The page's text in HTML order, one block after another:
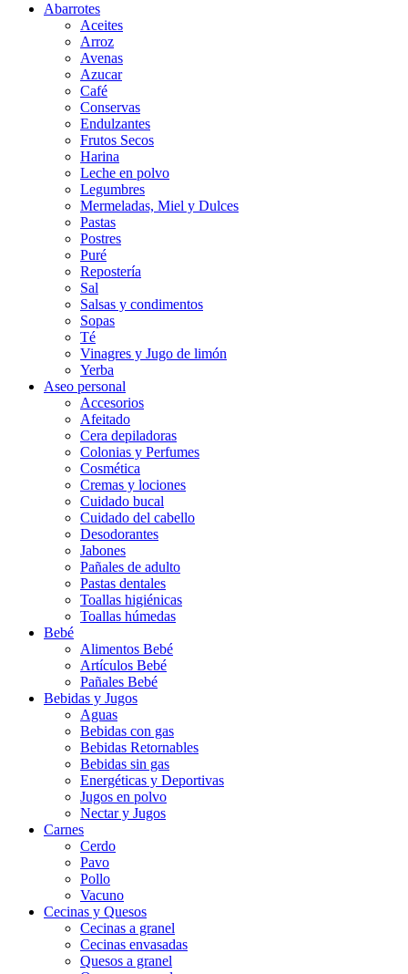
Abarrotes
Aceites
Arroz
Avenas
Azucar
Café
Conservas
Endulzantes
Frutos Secos
Harina
Leche en polvo
Legumbres
Mermeladas, Miel y Dulces
Pastas
Postres
Puré
Repostería
Sal
Salsas y condimentos
Sopas
Té
Vinagres y Jugo de limón
Yerba
Aseo personal
Accesorios
Afeitado
Cera depiladoras
Colonias y Perfumes
Cosmética
Cremas y lociones
Cuidado bucal
Cuidado del cabello
Desodorantes
Jabones
Pañales de adulto
Pastas dentales
Toallas higiénicas
Toallas húmedas
Bebé
Alimentos Bebé
Artículos Bebé
Pañales Bebé
Bebidas y Jugos
Aguas
Bebidas con gas
Bebidas Retornables
Bebidas sin gas
Energéticas y Deportivas
Jugos en polvo
Nectar y Jugos
Carnes
Cerdo
Pavo
Pollo
Vacuno
Cecinas y Quesos
Cecinas a granel
Cecinas envasadas
Quesos a granel